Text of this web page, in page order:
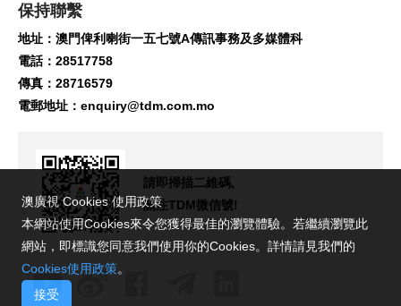
保持聯繫
地址：澳門俾利喇街一五七號A傳訊事務及多媒體科
電話：28517758
傳真：28716579
電郵地址： enquiry@tdm.com.mo
請即掃描二維碼,
關注TDM微信號!
澳廣視 Cookies 使用政策
本網站使用Cookies來令您獲得最佳的瀏覽體驗。若繼續瀏覽此
網站，即標識您同意我們使用你的Cookies。詳情請見我們的
Cookies使用政策。
接受